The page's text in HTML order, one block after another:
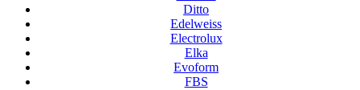
Ditto
Edelweiss
Electrolux
Elka
Evoform
FBS